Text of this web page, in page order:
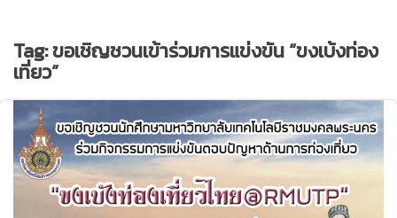
Tag:ขอเชิญชวนเข้าร่วมการแข่งขัน “ขงเบ้งท่อง
เที่ยว”